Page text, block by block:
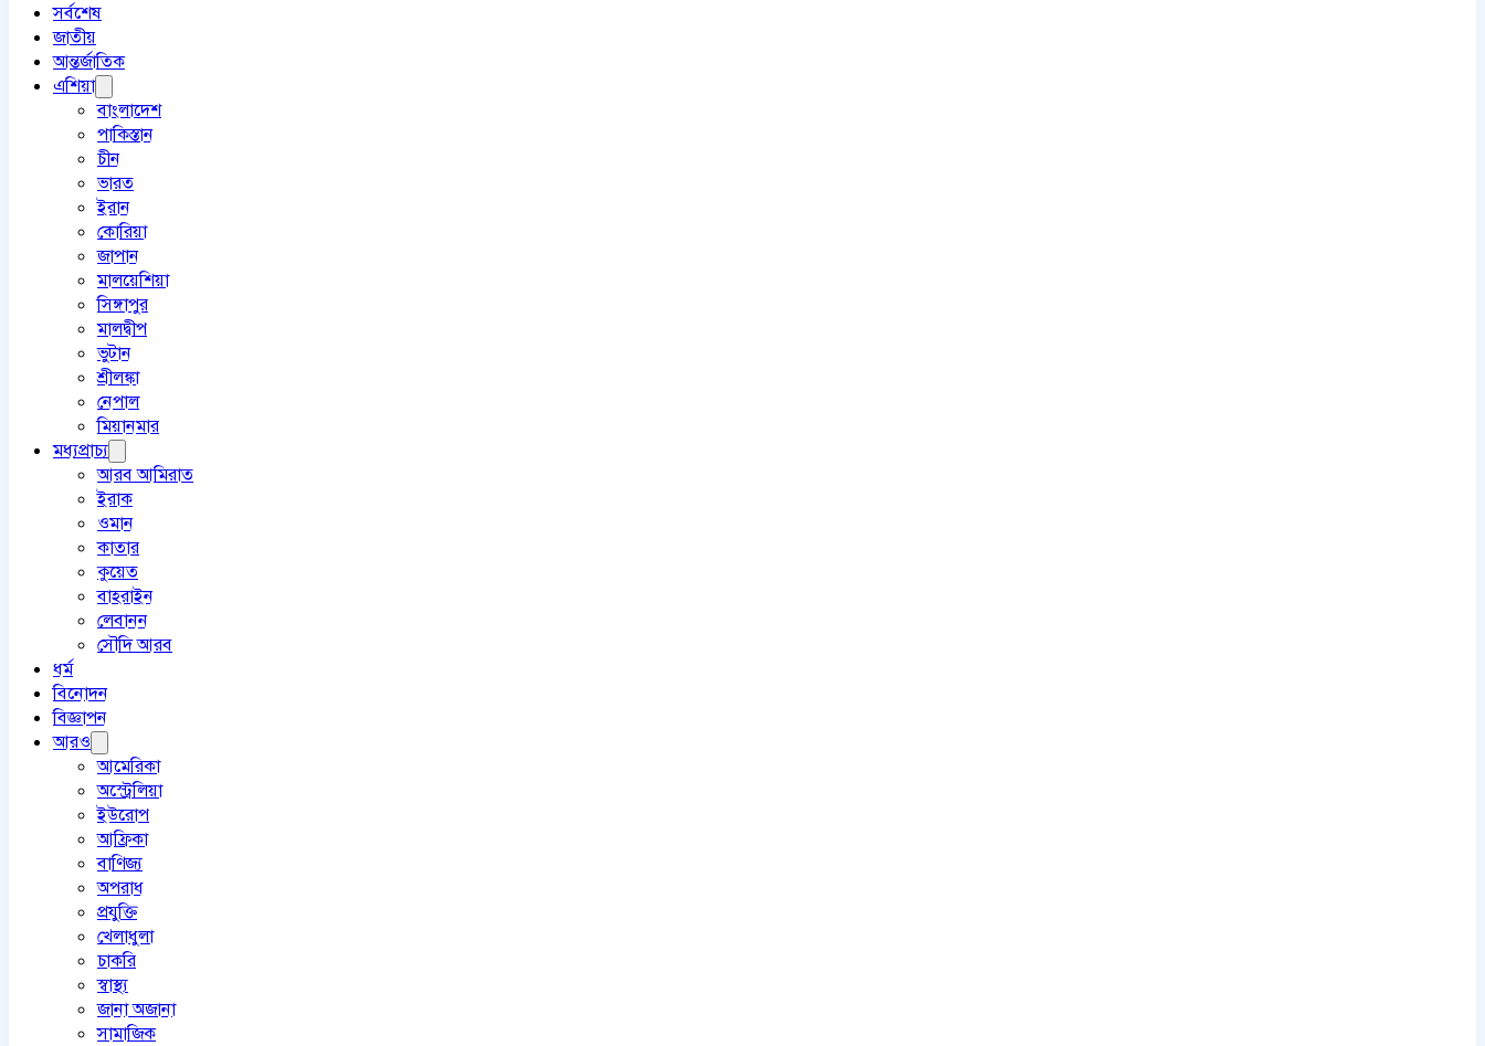
সর্বশেষ
জাতীয়
আন্তর্জাতিক
এশিয়া
বাংলাদেশ
পাকিস্তান
চীন
ভারত
ইরান
কোরিয়া
জাপান
মালয়েশিয়া
সিঙ্গাপুর
মালদ্বীপ
ভুটান
শ্রীলঙ্কা
নেপাল
মিয়ানমার
মধ্যপ্রাচ্য
আরব আমিরাত
ইরাক
ওমান
কাতার
কুয়েত
বাহরাইন
লেবানন
সৌদি আরব
ধর্ম
বিনোদন
বিজ্ঞাপন
আরও
আমেরিকা
অস্ট্রেলিয়া
ইউরোপ
আফ্রিকা
বাণিজ্য
অপরাধ
প্রযুক্তি
খেলাধুলা
চাকরি
স্বাস্থ্য
জানা অজানা
সামাজিক